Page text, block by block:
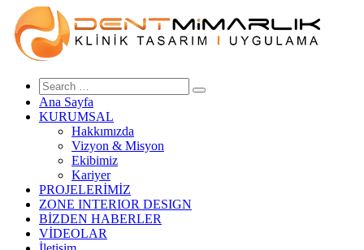
Ana Sayfa
KURUMSAL
Hakkımızda
Vizyon & Misyon
Ekibimiz
Kariyer
PROJELERİMİZ
ZONE INTERIOR DESIGN
BİZDEN HABERLER
VİDEOLAR